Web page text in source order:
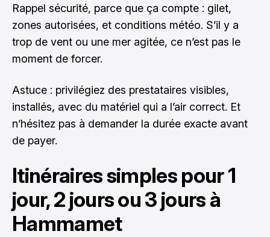
Rappel sécurité, parce que ça compte : gilet,
zones autorisées, et conditions météo. S’il y a
trop de vent ou une mer agitée, ce n’est pas le
moment de forcer.
Astuce : privilégiez des prestataires visibles,
installés, avec du matériel qui a l’air correct. Et
n’hésitez pas à demander la durée exacte avant
de payer.
Itinéraires simples pour 1
jour, 2 jours ou 3 jours à
Hammamet